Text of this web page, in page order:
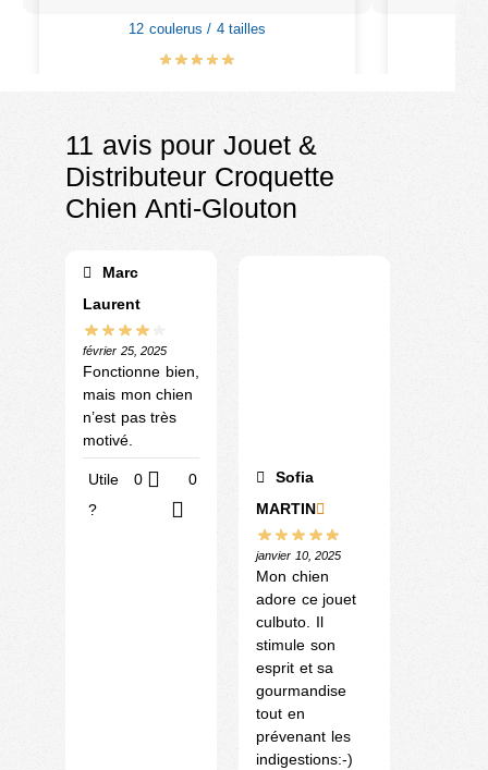
12 coulerus / 4 tailles
11 avis pour Jouet &
Distributeur Croquette
Chien Anti-Glouton
Marc
Laurent
février 25, 2025
Fonctionne bien,
mais mon chien
n’est pas très
motivé.
Utile
?
0 0
Sofia
MARTIN
janvier 10, 2025
Mon chien
adore ce jouet
culbuto. Il
stimule son
esprit et sa
gourmandise
tout en
prévenant les
indigestions:-)